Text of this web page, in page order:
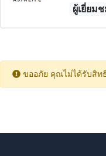
ผู้เยี่ยม
ขออภัย คุณไม่ได้รับสิท